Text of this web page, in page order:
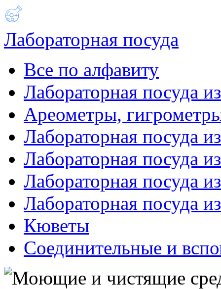
Лабораторная посуда
Все по алфавиту
Лабораторная посуда
Ареометры,
Лабораторная посуда
Лабораторная посуда
Лабораторная посуда
Лабораторная посуда
Кюветы
Соединительные и